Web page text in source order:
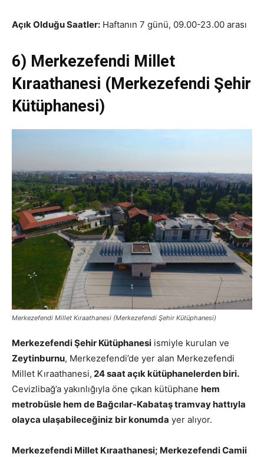
Açık Olduğu Saatler: Haftanın 7 günü, 09.00-23.00 arası
6) Merkezefendi Millet
Kıraathanesi (Merkezefendi Şehir
Kütüphanesi)
Merkezefendi Millet Kıraathanesi (Merkezefendi Şehir Kütüphanesi)
Merkezefendi Şehir Kütüphanesi ismiyle kurulan ve
Zeytinburnu, Merkezefendi’de yer alan Merkezefendi
Millet Kıraathanesi, 24 saat açık kütüphanelerden biri.
Cevizlibağ’a yakınlığıyla öne çıkan kütüphane hem
metrobüsle hem de Bağcılar-Kabataş tramvay hattıyla
olayca ulaşabileceğiniz bir konumda yer alıyor.
Merkezefendi Millet Kıraathanesi; Merkezefendi Camii